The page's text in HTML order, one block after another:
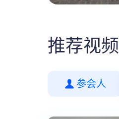
推荐视频
参会人